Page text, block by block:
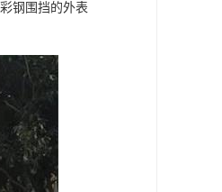
钢围挡的外表